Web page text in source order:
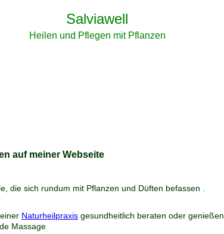
Salviawell
Heilen und Pflegen mit Pflanzen
auf meiner Webseite
die sich rundum mit Pflanzen und Düften befassen .
Naturheilpraxis gesundheitlich beraten oder genießen
Massage